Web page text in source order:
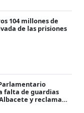
104 millones de
de las prisiones
falta de guardias
y reclama
ciudadana